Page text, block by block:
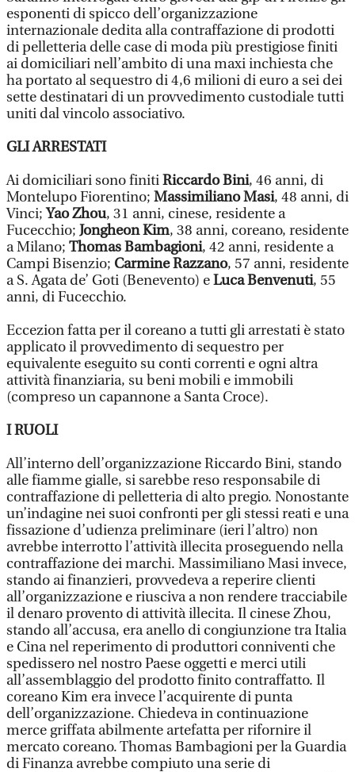
esponenti di spicco dell’organizzazione
internazionale dedita alla contraffazione di prodotti
di pelletteria delle case di moda più prestigiose finiti
ai domiciliari nell’ambito di una maxi inchiesta che
ha portato al sequestro di 4,6 milioni di euro a sei dei
sette destinatari di un provvedimento custodiale tutti
uniti dal vincolo associativo.
GLI ARRESTATI
Ai domiciliari sono finitiRiccardo Bini, 46 anni, di
Montelupo Fiorentino; Massimiliano Masi, 48 anni, di
Vinci;Yao Zhou, 31 anni, cinese, residente a
Fucecchio; Jongheon Kim, 38 anni, coreano, residente
a Milano; Thomas Bambagioni, 42 anni, residente a
Campi Bisenzio; Carmine Razzano, 57 anni, residente
a S. Agata de’ Goti (Benevento) eLuca Benvenuti, 55
anni, di Fucecchio.
Eccezion fatta per il coreano a tutti gli arrestati è stato
applicato il provvedimento di sequestro per
equivalente eseguito su conti correnti e ogni altra
attività finanziaria, su beni mobili e immobili
(compreso un capannone a Santa Croce).
I RUOLI
All’interno dell’organizzazione Riccardo Bini, stando
alle fiamme gialle, si sarebbe reso responsabile di
contraffazione di pelletteria di alto pregio. Nonostante
un’indagine nei suoi confronti per gli stessi reati e una
fissazione d’udienza preliminare (ieri l’altro) non
avrebbe interrotto l’attività illecita proseguendo nella
contraffazione dei marchi. Massimiliano Masi invece,
stando ai finanzieri, provvedeva a reperire clienti
all’organizzazione e riusciva a non rendere tracciabile
il denaro provento di attività illecita. Il cinese Zhou,
stando all’accusa, era anello di congiunzione tra Italia
e Cina nel reperimento di produttori conniventi che
spedissero nel nostro Paese oggetti e merci utili
all’assemblaggio del prodotto finito contraffatto. Il
coreano Kim era invece l’acquirente di punta
dell’organizzazione. Chiedeva in continuazione
merce griffata abilmente artefatta per rifornire il
mercato coreano. Thomas Bambagioni per la Guardia
di Finanza avrebbe compiuto una serie di